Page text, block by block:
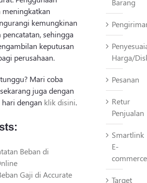
kemungkinan
sehingga
keputusan
perusahaan.
Mari coba
juga dengan
dengan klik disini.
Beban di
Gaji di Accurate
Barang
Harga/
Pesanan
Retur
Penjualan
Smartlink
E-
commerce
Target